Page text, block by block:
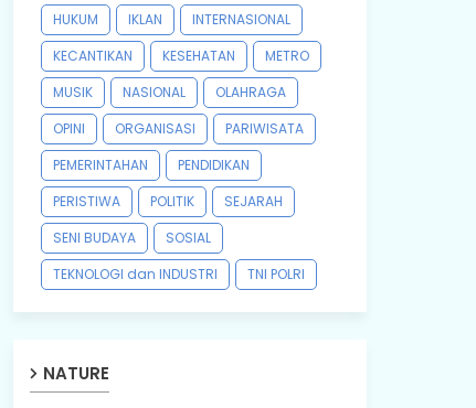
HUKUM
IKLAN
INTERNASIONAL
KECANTIKAN
KESEHATAN
METRO
MUSIK
NASIONAL
OLAHRAGA
OPINI
ORGANISASI
PARIWISATA
PEMERINTAHAN
PENDIDIKAN
PERISTIWA
POLITIK
SEJARAH
SENI BUDAYA
SOSIAL
TEKNOLOGI dan INDUSTRI
TNI POLRI
NATURE